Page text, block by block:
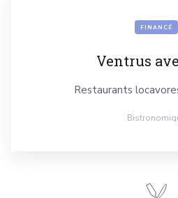
FINANCÉ
Ventrus
Restaurants